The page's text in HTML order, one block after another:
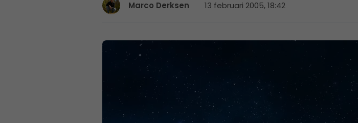
Marco Derksen 13 februari 2005, 18:42